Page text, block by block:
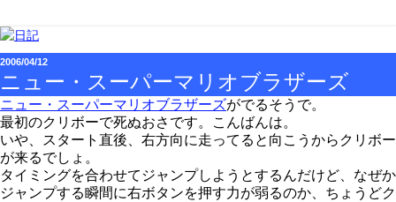
2006/04/12
ニュー・スーパーマリオブラザーズ
ニュー・スーパーマリオブラザーズがでるそうで。
最初のクリボーで死ぬおさです。こんばんは。
いや、スタート直後、右方向に走ってると向こうからクリボー
が来るでしょ。
タイミングを合わせてジャンプしようとするんだけど、なぜか
ジャンプする瞬間に右ボタンを押す力が弱るのか、ちょうどク